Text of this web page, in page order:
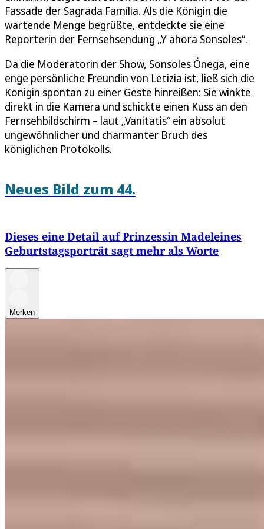
Fassade der Sagrada Família. Als die Königin die
wartende Menge begrüßte, entdeckte sie eine
Reporterin der Fernsehsendung „Y ahora Sonsoles“.
Da die Moderatorin der Show, Sonsoles Ónega, eine
enge persönliche Freundin von Letizia ist, ließ sich die
Königin spontan zu einer Geste hinreißen: Sie winkte
direkt in die Kamera und schickte einen Kuss an den
Fernsehbildschirm – laut „Vanitatis“ ein absolut
ungewöhnlicher und charmanter Bruch des
königlichen Protokolls.
Neues Bild zum 44.
Dieses eine Detail auf Prinzessin Madeleines
Geburtstagsporträt sagt mehr als Worte
Merken